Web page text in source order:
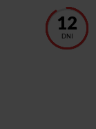
12
DNI